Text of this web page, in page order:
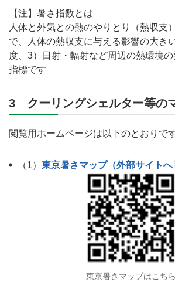
【注】暑さ指数とは
人体と外気との熱のやりとり（熱収支
で、人体の熱収支に与える影響の大
度、3）日射・輻射など周辺の熱環境
指標です
3 クーリングシェルター等の
閲覧用ホームページは以下のとおりです
（1） 東京暑さマップ（外部サイトへ
東京暑さマップはこちら